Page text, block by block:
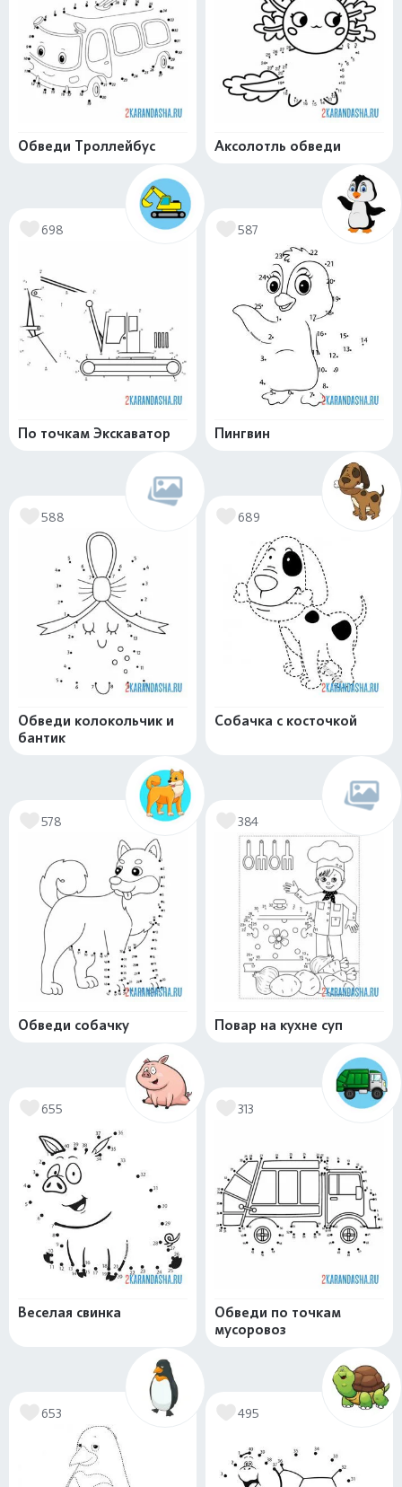
Обведи Троллейбус Аксолотль обведи
698
По точкам Экскаватор
587
Пингвин
588
Обведи колокольчик и
бантик
689
Собачка с косточкой
578
Обведи собачку
384
Повар на кухне суп
655
Веселая свинка
313
Обведи по точкам
мусоровоз
653 495